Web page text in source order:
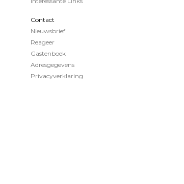
Contact
Nieuwsbrief
Reageer
Gastenboek
Adresgegevens
Privacyverklaring